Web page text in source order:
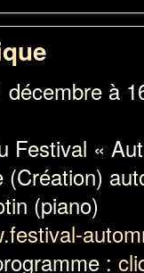
décembre à
Festival «
(Création)
(piano)
: